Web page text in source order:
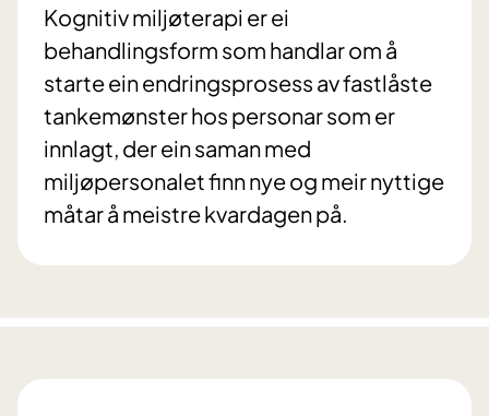
Kognitiv miljøterapi er ei
behandlingsform som handlar om å
starte ein endringsprosess av fastlåste
tankemønster hos personar som er
innlagt, der ein saman med
miljøpersonalet finn nye og meir nyttige
måtar å meistre kvardagen på.